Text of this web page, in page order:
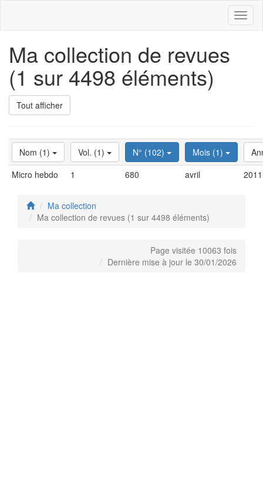
Ma collection de revues
(1 sur 4498 éléments)
Tout afficher
Nom (1) Vol. (1) N° (102) Mois (1)
Micro hebdo
1 680 avril 2011
Ma collection
Ma collection de revues (1 sur 4498 éléments)
Page visitée 10063 fois
Dernière mise à jour le 30/01/2026